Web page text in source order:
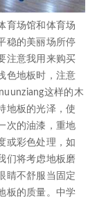
场馆和体育场
稳的美丽场所停
注意我用来购买
色地板时，注意
这样的木
地板的光泽，使
次的油漆，重地
或彩色处理，如
们将考虑地板磨
睛不舒服当固定
板的质量。中学